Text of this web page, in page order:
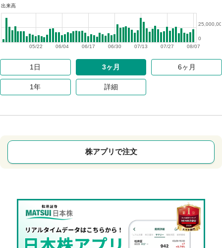
出来高
08/07
07/27
07/13
06/30
06/17
06/04
05/22
0
1日 3ヶ月 6ヶ月
1年 詳細
株アプリで注文